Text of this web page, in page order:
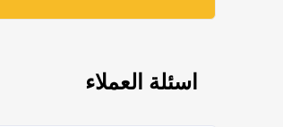
اسئلة العملاء